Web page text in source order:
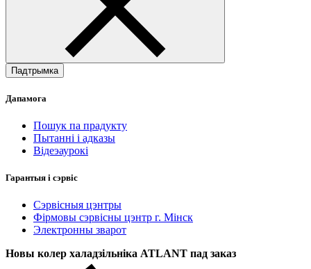
Падтрымка
Дапамога
Пошук па прадукту
Пытанні і адказы
Відеэаурокі
Гарантыя і сэрвіс
Сэрвісныя цэнтры
Фірмовы сэрвісны цэнтр г. Мінск
Электронны зварот
Новы колер халадзільніка ATLANT пад заказ